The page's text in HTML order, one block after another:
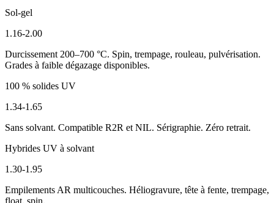
Sol-gel
1.16-2.00
Durcissement 200–700 °C. Spin, trempage, rouleau, pulvérisation.
Grades à faible dégazage disponibles.
100 % solides UV
1.34-1.65
Sans solvant. Compatible R2R et NIL. Sérigraphie. Zéro retrait.
Hybrides UV à solvant
1.30-1.95
Empilements AR multicouches. Héliogravure, tête à fente, trempage,
float, spin.